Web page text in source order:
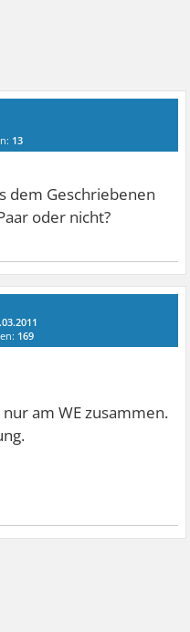
13
dem Geschriebenen
oder nicht?
169
am WE zusammen.